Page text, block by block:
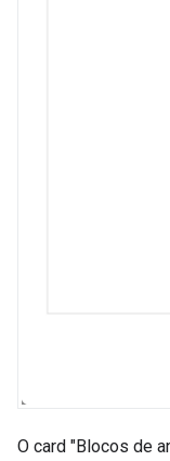
O card "Blocos de